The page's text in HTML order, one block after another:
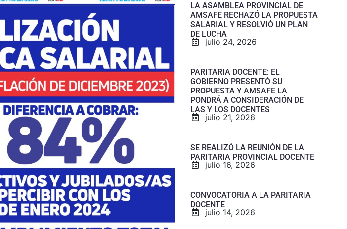
LA ASAMBLEA PROVINCIAL DE
AMSAFE RECHAZÓ LA PROPUESTA
SALARIAL Y RESOLVIÓ UN PLAN
DE LUCHA
julio 24, 2026
PARITARIA DOCENTE: EL
GOBIERNO PRESENTÓ SU
PROPUESTA Y AMSAFE LA
PONDRÁ A CONSIDERACIÓN DE
LAS Y LOS DOCENTES
julio 21, 2026
SE REALIZÓ LA REUNIÓN DE LA
PARITARIA PROVINCIAL DOCENTE
julio 16, 2026
CONVOCATORIA A LA PARITARIA
DOCENTE
julio 14, 2026